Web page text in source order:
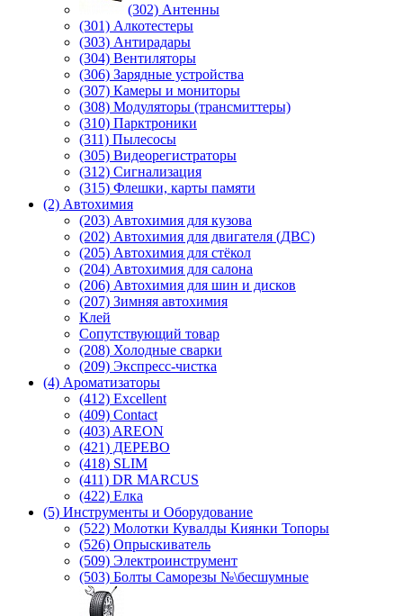
(302) Антенны
(301) Алкотестеры
(303) Антирадары
(304) Вентиляторы
(306) Зарядные устройства
(307) Камеры и мониторы
(308) Модуляторы (трансмиттеры)
(310) Парктроники
(311) Пылесосы
(305) Видеорегистраторы
(312) Сигнализация
(315) Флешки, карты памяти
(2) Автохимия
(203) Автохимия для кузова
(202) Автохимия для двигателя (ДВС)
(205) Автохимия для стёкол
(204) Автохимия для салона
(206) Автохимия для шин и дисков
(207) Зимняя автохимия
Клей
Сопутствующий товар
(208) Холодные сварки
(209) Экспреcс-чистка
(4) Ароматизаторы
(412) Excellent
(409) Contact
(403) AREON
(421) ДЕРЕВО
(418) SLIM
(411) DR MARCUS
(422) Елка
(5) Инструменты и Оборудование
(522) Молотки Кувалды Киянки Топоры
(526) Опрыскиватель
(509) Электроинструмент
(503) Болты Саморезы №\бесшумные